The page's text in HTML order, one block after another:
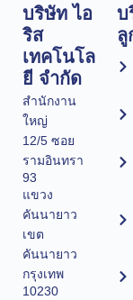
บริษัท ไอ
ริส
เทคโนโล
ยี จำกัด
สำนักงาน
ใหญ่
12/5 ซอย
รามอินทรา
93
แขวง
คันนายาว
เขต
คันนายาว
กรุงเทพ
10230
บ
ลู